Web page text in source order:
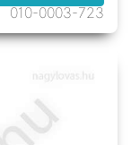
010-0003-723